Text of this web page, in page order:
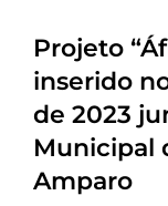
Projeto
inserido
de 2023
Municipal
Amparo